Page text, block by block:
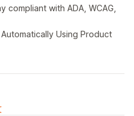
compliant with ADA, WCAG,
Using Product